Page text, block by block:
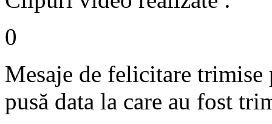
0
Mesaje de felicitare
pusă data la care au fost